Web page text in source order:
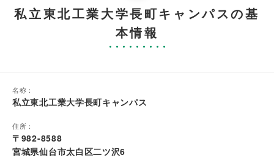
私立東北工業大学長町キャンパスの基
本情報
名称：
私立東北工業大学長町キャンパス
住所：
〒982-8588
宮城県仙台市太白区二ツ沢6